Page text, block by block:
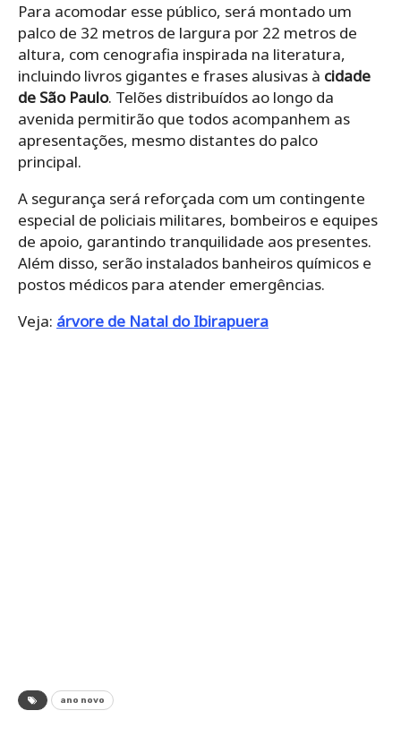
Para acomodar esse público, será montado um
palco de 32 metros de largura por 22 metros de
altura, com cenografia inspirada na literatura,
incluindo livros gigantes e frases alusivas à cidade
de São Paulo. Telões distribuídos ao longo da
avenida permitirão que todos acompanhem as
apresentações, mesmo distantes do palco
principal.
A segurança será reforçada com um contingente
especial de policiais militares, bombeiros e equipes
de apoio, garantindo tranquilidade aos presentes.
Além disso, serão instalados banheiros químicos e
postos médicos para atender emergências.
Veja: árvore de Natal do Ibirapuera
ano novo